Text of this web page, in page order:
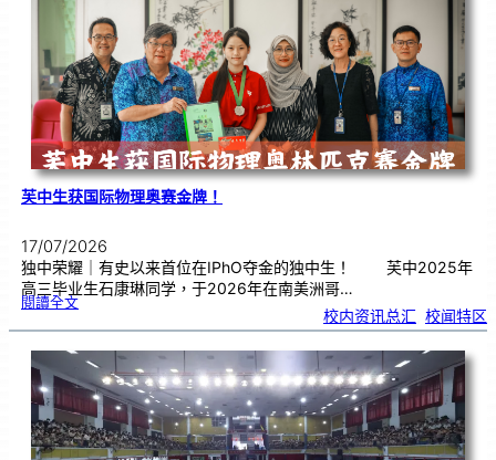
周
年
芙中生获国际物理奥赛金牌！
17/07/2026
独中荣耀｜有史以来首位在IPhO夺金的独中生！ 芙中2025年
高三毕业生石康琳同学，于2026年在南美洲哥…
閱讀全文:芙
获
际
物
理
赛
金
牌
！
校内资讯总汇 校闻特区